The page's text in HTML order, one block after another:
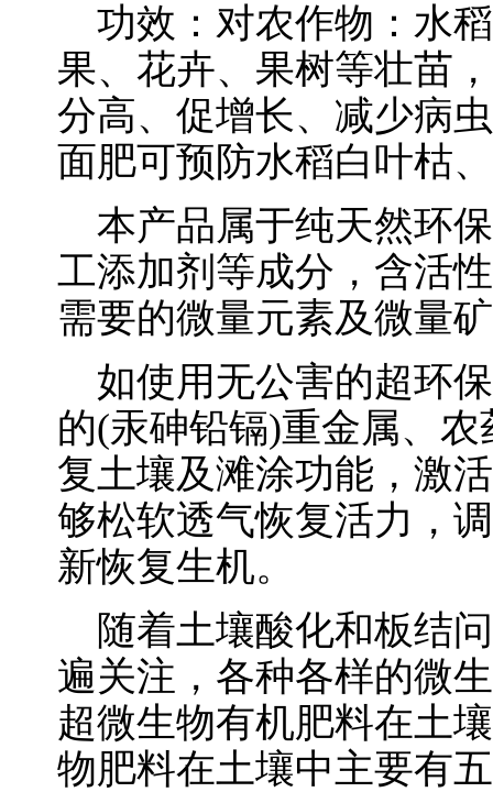
功效：对农作物：水
果、花卉、果树等壮苗
分高、促增长、减少病
面肥可预防水稻白叶枯
本产品属于纯天然环
工添加剂等成分，含活
需要的微量元素及微量
如使用无公害的超环
的(汞砷铅镉)重金属、
复土壤及滩涂功能，激
够松软透气恢复活力，
新恢复生机。
随着土壤酸化和板结
遍关注，各种各样的微
超微生物有机肥料在土
物肥料在土壤中主要有